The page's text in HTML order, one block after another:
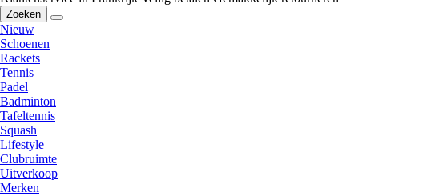
Zoeken
Nieuw
Schoenen
Rackets
Tennis
Padel
Badminton
Tafeltennis
Squash
Lifestyle
Clubruimte
Uitverkoop
Merken